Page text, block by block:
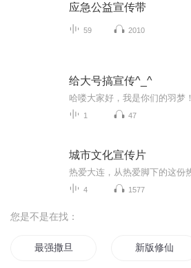
应急公益宣传带
59 2010
给大号搞宣传^_^
1 47
城市文化宣传片
4 1577
您是不是在找：
最强撒旦 新版修仙